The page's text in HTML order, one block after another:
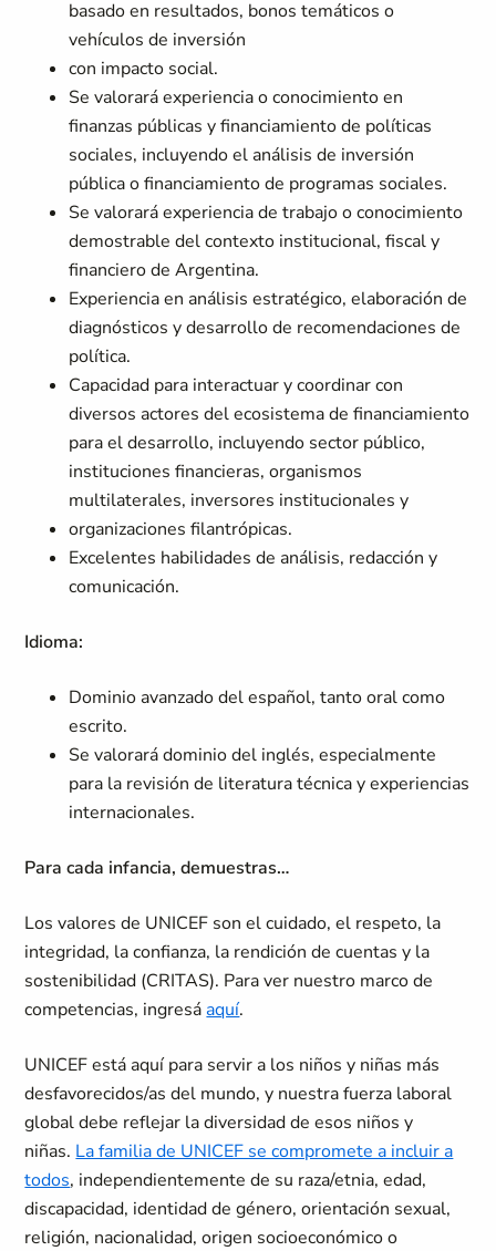
basado en resultados, bonos temáticos o
vehículos de inversión
con impacto social.
Se valorará experiencia o conocimiento en
finanzas públicas y financiamiento de políticas
sociales, incluyendo el análisis de inversión
pública o financiamiento de programas sociales.
Se valorará experiencia de trabajo o conocimiento
demostrable del contexto institucional, fiscal y
financiero de Argentina.
Experiencia en análisis estratégico, elaboración de
diagnósticos y desarrollo de recomendaciones de
política.
Capacidad para interactuar y coordinar con
diversos actores del ecosistema de financiamiento
para el desarrollo, incluyendo sector público,
instituciones financieras, organismos
multilaterales, inversores institucionales y
organizaciones filantrópicas.
Excelentes habilidades de análisis, redacción y
comunicación.
Idioma:
Dominio avanzado del español, tanto oral como
escrito.
Se valorará dominio del inglés, especialmente
para la revisión de literatura técnica y experiencias
internacionales.
Para cada infancia, demuestras…
Los valores de UNICEF son el cuidado, el respeto, la
integridad, la confianza, la rendición de cuentas y la
sostenibilidad (CRITAS). Para ver nuestro marco de
competencias, ingresáaquí.
UNICEF está aquí para servir a los niños y niñas más
desfavorecidos/as del mundo, y nuestra fuerza laboral
global debe reflejar la diversidad de esos niños y
niñas. La familia de UNICEF se compromete a incluir a
todos, independientemente de su raza/etnia, edad,
discapacidad, identidad de género, orientación sexual,
religión, nacionalidad, origen socioeconómico o